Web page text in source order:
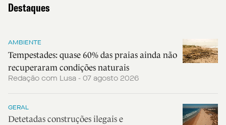
Destaques
AMBIENTE
Tempestades: quase 60% das praias ainda não
recuperaram condições naturais
Redação com Lusa - 07 agosto 2026
GERAL
Detetadas construções ilegais e